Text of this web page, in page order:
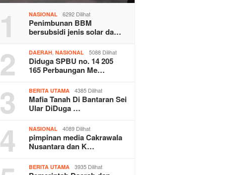
1 NASIONAL 6292 Dilihat
Penimbunan BBM
bersubsidi jenis solar da…
2 DAERAH,NASIONAL 5088 Dilihat
Diduga SPBU no. 14 205
165 Perbaungan Me…
3 BERITA UTAMA 4385 Dilihat
Mafia Tanah Di Bantaran Sei
Ular DiDuga …
4 NASIONAL 4089 Dilihat
pimpinan media Cakrawala
Nusantara dan K…
BERITA UTAMA 3935 Dilihat